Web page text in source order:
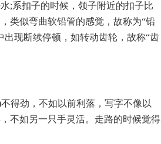
;系扣子的时候，领子附近的扣子比
类似弯曲软铅管的感觉，故称为“铅
现断续停顿，如转动齿轮，故称“齿
得劲，不如以前利落，写字不像以
不如另一只手灵活。走路的时候觉得